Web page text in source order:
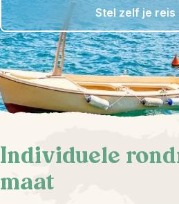
Stel zelf je reis
Individuele
maat